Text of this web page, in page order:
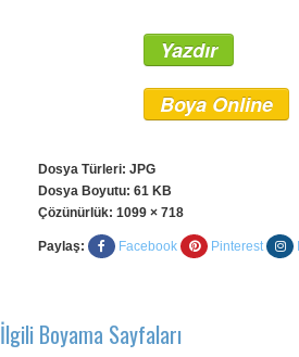
Yazdır
Boya Online
Dosya Türleri: JPG
Dosya Boyutu: 61 KB
Çözünürlük: 1099 × 718
Paylaş: Facebook Pinterest
İlgili Boyama Sayfaları